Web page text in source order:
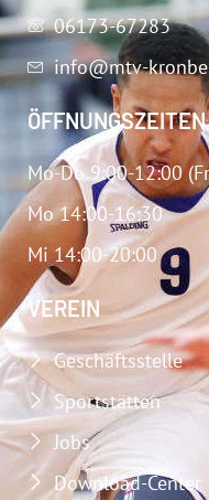
06173-67283
info@mtv-
ÖFFNUNGSZEITEN
Mo-Do 9:00-12:00
Mo 14:00-16:30
Mi 14:00-20:00
VEREIN
Geschäftsstelle
Sportstätten
Jobs
Download-Center